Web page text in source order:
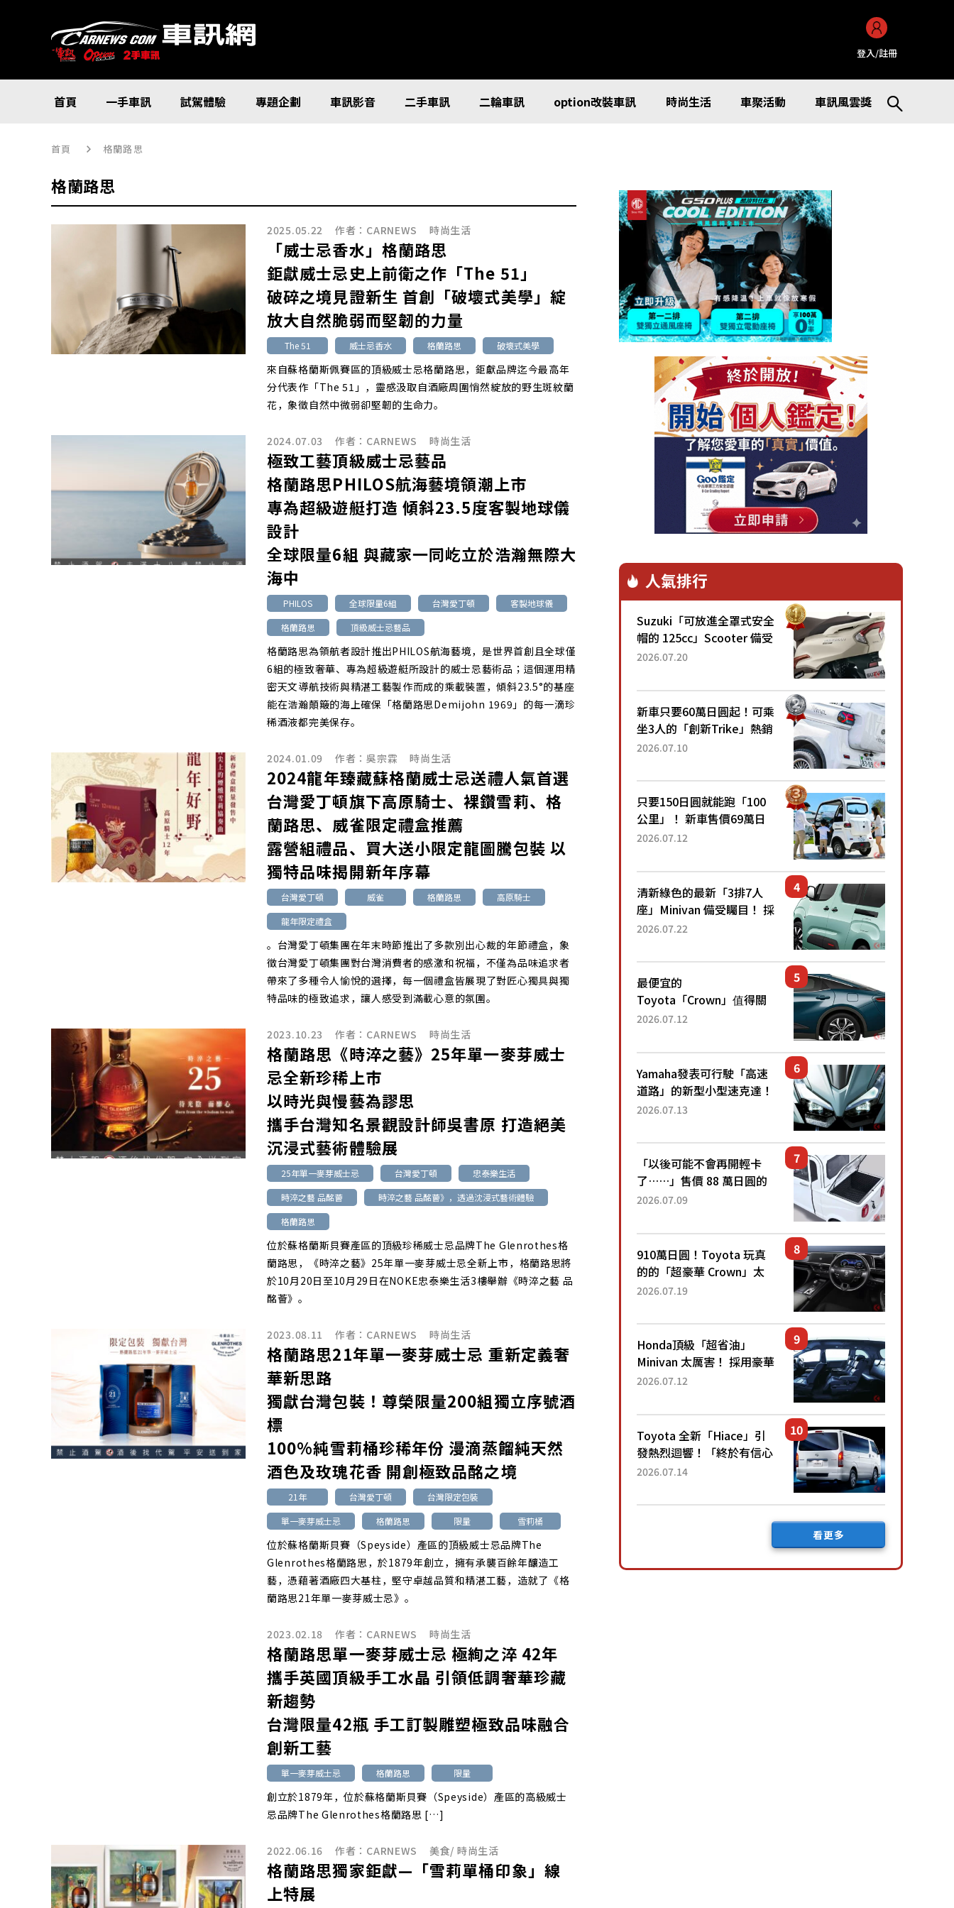
登入/註冊
首頁 一手車訊 試駕體驗 專題企劃 車訊影音 二手車訊 二輪車訊 option改裝車訊 時尚生活 車聚活動 車訊風雲獎
首頁 格蘭路思
格蘭路思
2025.05.22 作者： CARNEWS 時尚生活
「威士忌香水」格蘭路思
鉅獻威士忌史上前衛之作「The 51」
破碎之境見證新生 首創「破壞式美學」綻
放大自然脆弱而堅韌的力量
The 51 威士忌香水 格蘭路思 破壞式美學
來自蘇格蘭斯佩賽區的頂級威士忌格蘭路思，鉅獻品牌迄今最高年
分代表作「The 51」，靈感汲取自酒廠周圍悄然綻放的野生斑紋蘭
花，象徵自然中微弱卻堅韌的生命力。
2024.07.03 作者： CARNEWS 時尚生活
極致工藝頂級威士忌藝品
格蘭路思PHILOS航海藝境領潮上市
專為超級遊艇打造 傾斜23.5度客製地球儀
設計
全球限量6組 與藏家一同屹立於浩瀚無際大
海中
PHILOS 全球限量6組 台灣愛丁頓
客製地球儀
格蘭路思
頂級威士忌藝品
格蘭路思為領航者設計推出PHILOS航海藝境，是世界首創且全球僅
6組的極致奢華、專為超級遊艇所設計的威士忌藝術品；這個運用精
密天文導航技術與精湛工藝製作而成的乘載裝置，傾斜23.5°的基座
能在浩瀚顛簸的海上確保「格蘭路思Demijohn 1969」的每一滴珍
稀酒液都完美保存。
2024.01.09 作者：吳宗霖 時尚生活
2024龍年臻藏蘇格蘭威士忌送禮人氣首選
台灣愛丁頓旗下高原騎士、裸鑽雪莉、格
蘭路思、威雀限定禮盒推薦
露營組禮品、買大送小限定龍圖騰包裝 以
獨特品味揭開新年序幕
台灣愛丁頓 威雀 格蘭路思
高原騎士
龍年限定禮盒
。台灣愛丁頓集團在年末時節推出了多款別出心裁的年節禮盒，象
徵台灣愛丁頓集團對台灣消費者的感激和祝福，不僅為品味追求者
帶來了多種令人愉悅的選擇，每一個禮盒皆展現了對匠心獨具與獨
特品味的極致追求，讓人感受到滿載心意的氛圍。
2023.10.23 作者： CARNEWS 時尚生活
格蘭路思《時淬之藝》25年單一麥芽威士
忌全新珍稀上市
以時光與慢藝為謬思
攜手台灣知名景觀設計師吳書原 打造絕美
沉浸式藝術體驗展
25年單一麥芽威士忌 台灣愛丁頓
忠泰樂生活
時淬之藝 品酩薈
時淬之藝 品酩薈》，透過沈浸式藝術體驗
格蘭路思
位於蘇格蘭斯貝賽產區的頂級珍稀威士忌品牌The Glenrothes格
蘭路思，《時淬之藝》25年單一麥芽威士忌全新上市，格蘭路思將
於10月20日至10月29日在NOKE忠泰樂生活3樓舉辦《時淬之藝 品
酩薈》。
2023.08.11 作者： CARNEWS 時尚生活
格蘭路思21年單一麥芽威士忌 重新定義奢
華新思路
獨獻台灣包裝！尊榮限量200組獨立序號酒
標
100%純雪莉桶珍稀年份 漫滴蒸餾純天然
酒色及玫瑰花香 開創極致品酩之境
21年 台灣愛丁頓
台灣限定包裝
單一麥芽威士忌
格蘭路思 限量 雪莉桶
位於蘇格蘭斯貝賽（Speyside）產區的頂級威士忌品牌The
Glenrothes格蘭路思，於1879年創立，擁有承襲百餘年釀造工
藝，憑藉著酒廠四大基柱，堅守卓越品質和精湛工藝，造就了《格
蘭路思21年單一麥芽威士忌》。
2023.02.18 作者： CARNEWS 時尚生活
格蘭路思單一麥芽威士忌 極絢之淬 42年
攜手英國頂級手工水晶 引領低調奢華珍藏
新趨勢
台灣限量42瓶 手工訂製雕塑極致品味融合
創新工藝
單一麥芽威士忌 格蘭路思 限量
創立於1879年，位於蘇格蘭斯貝賽（Speyside）產區的高級威士
忌品牌The Glenrothes格蘭路思 […]
2022.06.16 作者： CARNEWS 美食/ 時尚生活
格蘭路思獨家鉅獻—「雪莉單桶印象」線
上特展
人氣排行
Suzuki「可放進全罩式安全
帽的 125cc」Scooter 備受
矚目！採用全新流線設計與
已陸續開始出口的新款
「B...
2026.07.20
新車只要60萬日圓起！可乘
坐3人的「創新Trike」熱銷
大賣成為人氣車款！「養車
日圓就能跑100公里」「小
朋友坐得...
2026.07.10
只要150日圓就能跑「100
公里」！ 新車售價69萬日
圓的「3人座」Trike大受歡
為何能迅速熱賣？
2026.07.12
清新綠色的最新「3排7人
座」Minivan 備受矚目！ 採
用全長4.7公尺剛剛好的車
還推出467萬元日圓起的5
人座版...
2026.07.22
最便宜的
Toyota「Crown」值得關
注！ 搭載4WD、每公升
眼！ 配備豐富、超越售價
水準，堪稱高CP值代表的
「...
2026.07.12
Yamaha發表可行駛「高速
道路」的新型小型速克達！
搭載能享受超強勁「渦輪
高階「Super Sport」車款
相同的...
2026.07.13
「以後可能不會再開輕卡
了……」售價 88 萬日圓的
「超迷你輕型貨車」引發兩
100 公里！」「免驗車真的
太棒了！...
2026.07.09
910萬日圓！Toyota 玩真
的的「超豪華 Crown」太
厲害了！採用由「匠人技
運動化「底盤設定」！還配
備專屬豪華...
2026.07.19
Honda頂級「超省油」
Minivan 太厲害！ 採用豪華
「真皮座椅」與專屬「黑色
公里，兼具優異節能表現與
舒適「三...
2026.07.12
Toyota 全新「Hiace」引
發熱烈迴響！「終於有信心
下訂了！」「哪個等級交車
後竟然還要等「超過半年」
2026.07.14
看更多